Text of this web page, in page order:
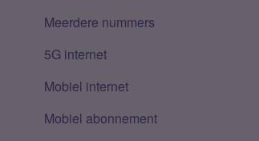
Meerdere nummers
5G internet
Mobiel internet
Mobiel abonnement